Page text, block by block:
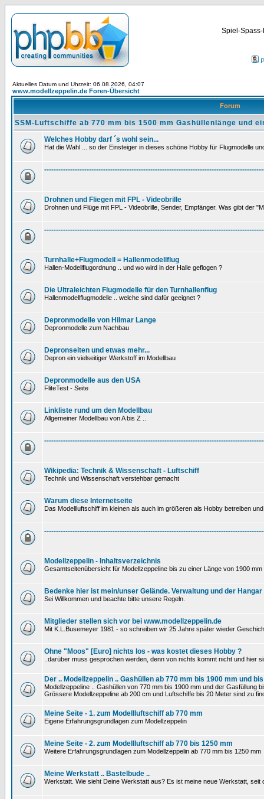
Spiel-
Aktuelles Datum und Uhrzeit: 06.08.2026, 04:07
www.modellzeppelin.de Foren-Übersicht
Forum
SSM-Luftschiffe ab 770 mm bis 1500 mm Gashüllenlänge und
Welches Hobby darf ´s wohl sein...
Hat die Wahl ... so der Einsteiger in dieses schöne Hobby für Flugmodelle
Drohnen und Fliegen mit FPL - Videobrille
Drohnen und Flüge mit FPL - Videobrille, Sender, Empfänger. Was gibt der
Turnhalle+Flugmodell = Hallenmodellflug
Hallen-Modellflugordnung .. und wo wird in der Halle geflogen ?
Die Ultraleichten Flugmodelle für den Turnhallenflug
Hallenmodellflugmodelle .. welche sind dafür geeignet ?
Depronmodelle von Hilmar Lange
Depronmodelle zum Nachbau
Depronseiten und etwas mehr...
Depron ein vielseitiger Werkstoff im Modellbau
Depronmodelle aus den USA
FliteTest - Seite
Linkliste rund um den Modellbau
Allgemeiner Modellbau von A bis Z ..
Wikipedia: Technik & Wissenschaft - Luftschiff
Technik und Wissenschaft verstehbar gemacht
Warum diese Internetseite
Das Modellluftschiff im kleinen als auch im größeren als Hobby betreiben
Modellzeppelin - Inhaltsverzeichnis
Gesamtseitenübersicht für Modellzeppeline bis zu einer Länge von 1900 mm
Bedenke hier ist mein/unser Gelände. Verwaltung und der Hangar
Sei Willkommen und beachte bitte unsere Regeln.
Mitglieder stellen sich vor bei www.modellzeppelin.de
Mit K.L.Busemeyer 1981 - so schreiben wir 25 Jahre später wieder
Ohne "Moos" [Euro] nichts los - was kostet dieses Hobby ?
..darüber muss gesprochen werden, denn von nichts kommt nicht und hier
Der .. Modellzeppelin .. Gashüllen ab 770 mm bis 1900 mm und
Modellzeppeline .. Gashüllen von 770 mm bis 1900 mm und der
Grössere Modellzeppeline ab 200 cm und Luftschiffe bis 20 Meter sind zu
Meine Seite - 1. zum Modellluftschiff ab 770 mm
Eigene Erfahrungsgrundlagen zum Modellzeppelin
Meine Seite - 2. zum Modellluftschiff ab 770 bis 1250 mm
Weitere Erfahrungsgrundlagen zum Modellzeppelin ab 770 mm bis 1250 mm
Meine Werkstatt .. Bastelbude ..
Werkstatt. Wie sieht Deine Werkstatt aus? Es ist meine neue Werkstatt, seit